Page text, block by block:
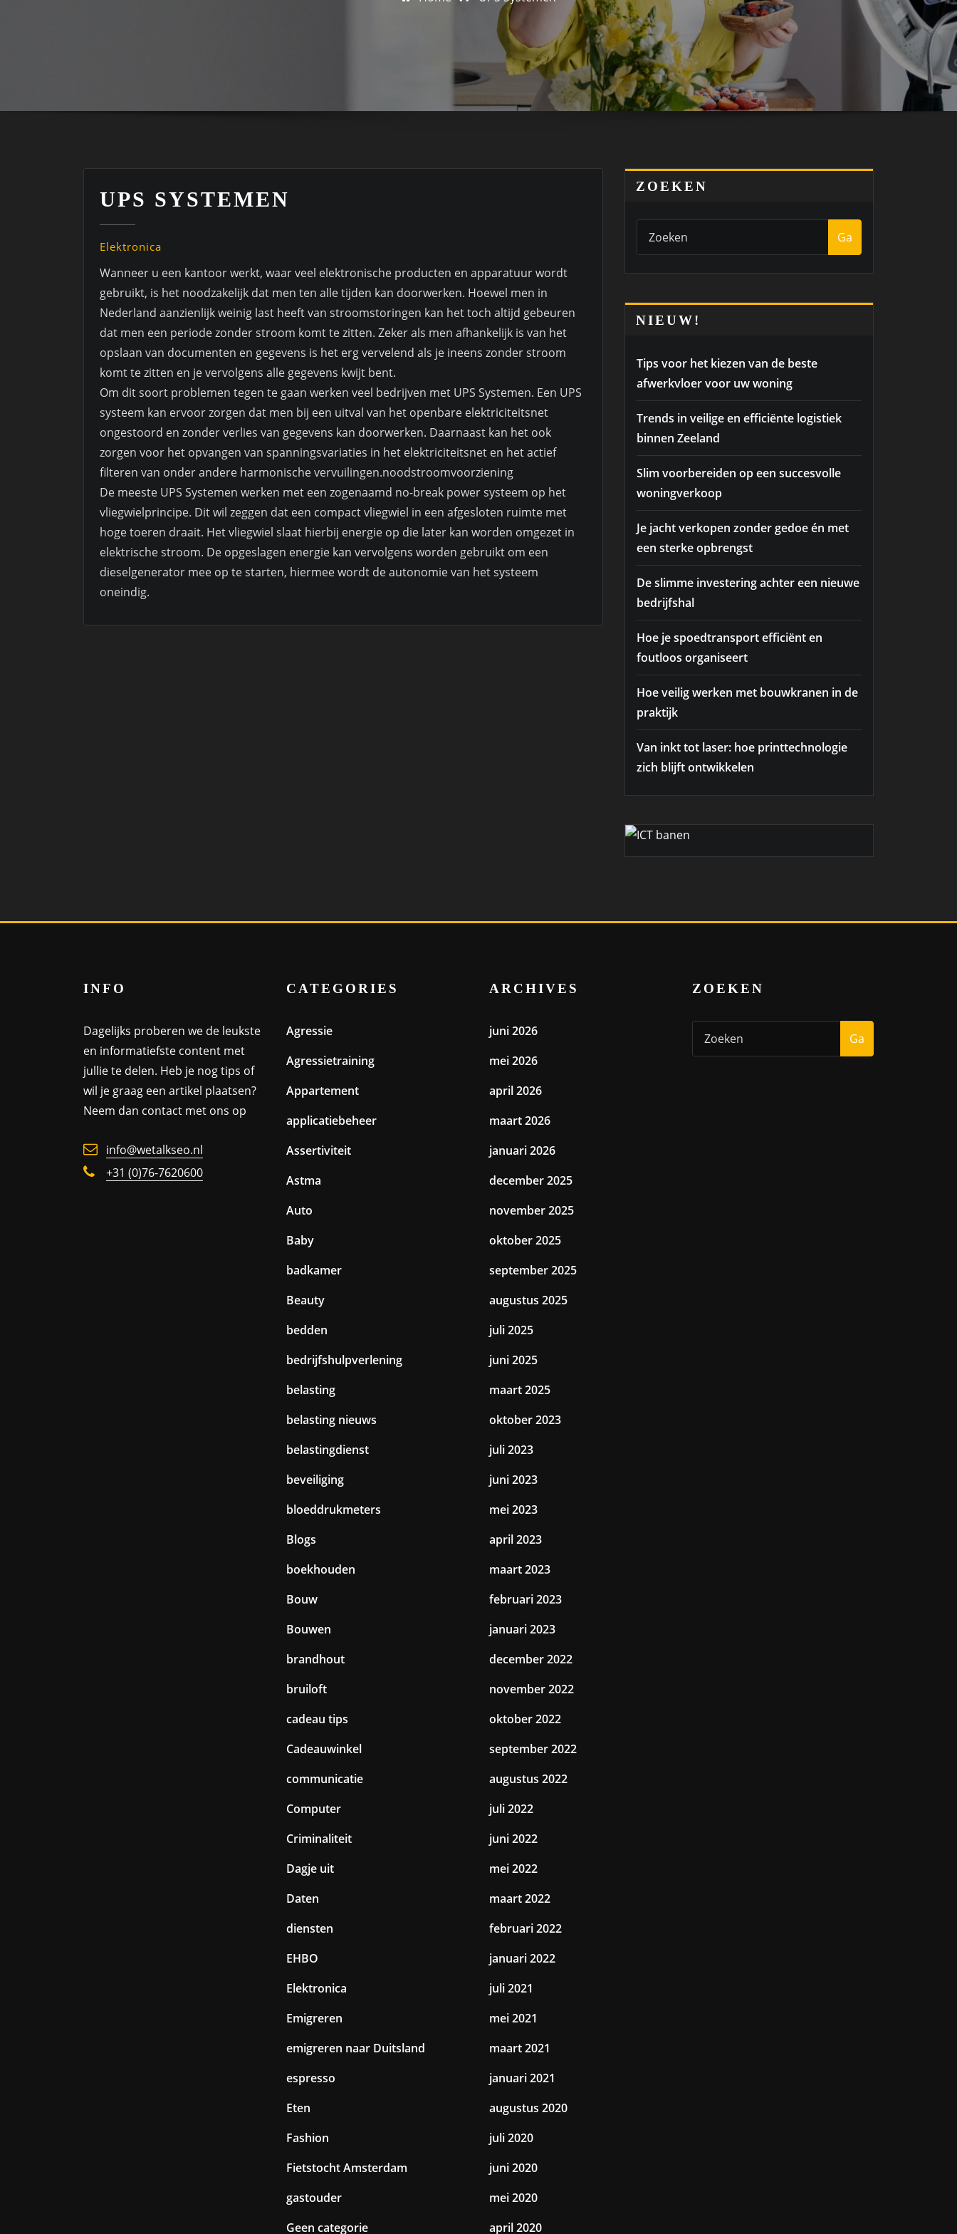
UPS SYSTEMEN
Elektronica
Wanneer u een kantoor werkt, waar veel elektronische producten en apparatuur wordt
gebruikt, is het noodzakelijk dat men ten alle tijden kan doorwerken. Hoewel men in
Nederland aanzienlijk weinig last heeft van stroomstoringen kan het toch altijd gebeuren
dat men een periode zonder stroom komt te zitten. Zeker als men afhankelijk is van het
opslaan van documenten en gegevens is het erg vervelend als je ineens zonder stroom
komt te zitten en je vervolgens alle gegevens kwijt bent.
Om dit soort problemen tegen te gaan werken veel bedrijven met UPS Systemen. Een UPS
systeem kan ervoor zorgen dat men bij een uitval van het openbare elektriciteitsnet
ongestoord en zonder verlies van gegevens kan doorwerken. Daarnaast kan het ook
zorgen voor het opvangen van spanningsvariaties in het elektriciteitsnet en het actief
filteren van onder andere harmonische vervuilingen.noodstroomvoorziening
De meeste UPS Systemen werken met een zogenaamd no-break power systeem op het
vliegwielprincipe. Dit wil zeggen dat een compact vliegwiel in een afgesloten ruimte met
hoge toeren draait. Het vliegwiel slaat hierbij energie op die later kan worden omgezet in
elektrische stroom. De opgeslagen energie kan vervolgens worden gebruikt om een
dieselgenerator mee op te starten, hiermee wordt de autonomie van het systeem
oneindig.
ZOEKEN
Ga
NIEUW!
Tips voor het kiezen van de beste
afwerkvloer voor uw woning
Trends in veilige en efficiënte logistiek
binnen Zeeland
Slim voorbereiden op een succesvolle
woningverkoop
Je jacht verkopen zonder gedoe én met
een sterke opbrengst
De slimme investering achter een nieuwe
bedrijfshal
Hoe je spoedtransport efficiënt en
foutloos organiseert
Hoe veilig werken met bouwkranen in de
praktijk
Van inkt tot laser: hoe printtechnologie
zich blijft ontwikkelen
INFO
Dagelijks proberen we de leukste
en informatiefste content met
jullie te delen. Heb je nog tips of
wil je graag een artikel plaatsen?
Neem dan contact met ons op
info@wetalkseo.nl
+31 (0)76-7620600
CATEGORIES
Agressie
Agressietraining
Appartement
applicatiebeheer
Assertiviteit
Astma
Auto
Baby
badkamer
Beauty
bedden
bedrijfshulpverlening
belasting
belasting nieuws
belastingdienst
beveiliging
bloeddrukmeters
Blogs
boekhouden
Bouw
Bouwen
brandhout
bruiloft
cadeau tips
Cadeauwinkel
communicatie
Computer
Criminaliteit
Dagje uit
Daten
diensten
EHBO
Elektronica
Emigreren
emigreren naar Duitsland
espresso
Eten
Fashion
Fietstocht Amsterdam
gastouder
Geen categorie
ARCHIVES
juni 2026
mei 2026
april 2026
maart 2026
januari 2026
december 2025
november 2025
oktober 2025
september 2025
augustus 2025
juli 2025
juni 2025
maart 2025
oktober 2023
juli 2023
juni 2023
mei 2023
april 2023
maart 2023
februari 2023
januari 2023
december 2022
november 2022
oktober 2022
september 2022
augustus 2022
juli 2022
juni 2022
mei 2022
maart 2022
februari 2022
januari 2022
juli 2021
mei 2021
maart 2021
januari 2021
augustus 2020
juli 2020
juni 2020
mei 2020
april 2020
ZOEKEN
Ga